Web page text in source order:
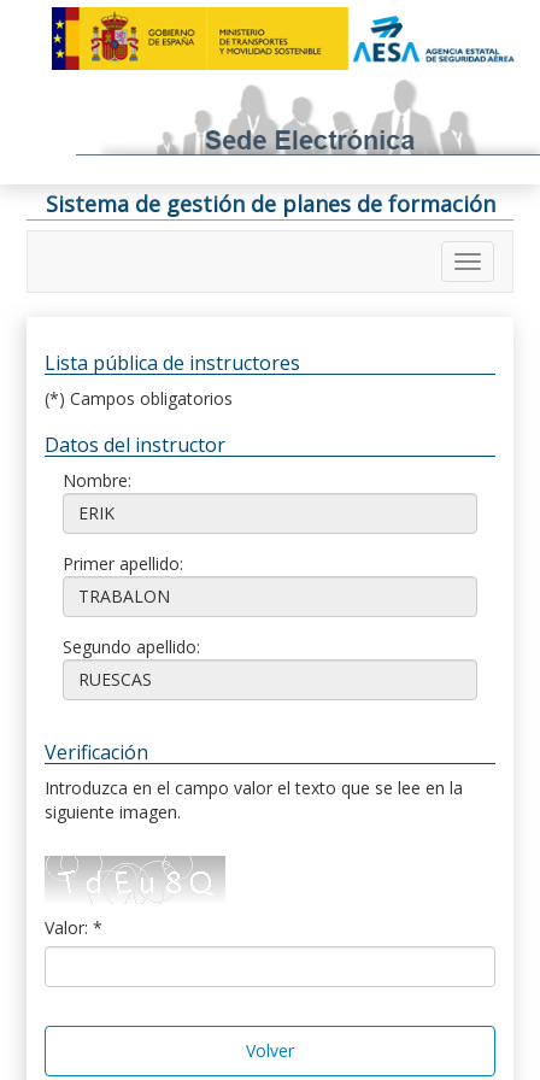
Sistema de gestión de planes de formación
Lista pública de instructores
(*) Campos obligatorios
Datos del instructor
Nombre:
Primer apellido:
Segundo apellido:
Verificación
Introduzca en el campo valor el texto que se lee en la
siguiente imagen.
Valor: *
Volver